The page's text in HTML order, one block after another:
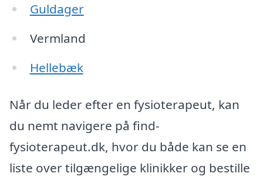
Guldager
Vermland
Hellebæk
Når du leder efter en fysioterapeut, kan
du nemt navigere på find-
fysioterapeut.dk, hvor du både kan se en
liste over tilgængelige klinikker og bestille